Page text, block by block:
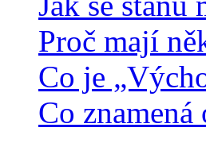
Proč mají
Co je
Co znamená